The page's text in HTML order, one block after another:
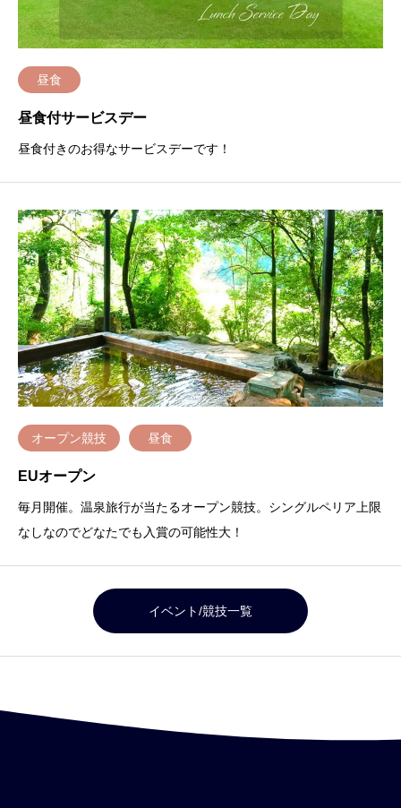
昼食
昼食付サービスデー
昼食付きのお得なサービスデーです！
オープン競技 昼食
EUオープン
毎月開催。温泉旅行が当たるオープン競技。シングルペリア上限
なしなのでどなたでも入賞の可能性大！
イベント/競技一覧